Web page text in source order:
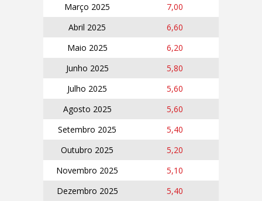
Março 2025
7,00
Abril 2025
6,60
Maio 2025
6,20
Junho 2025
5,80
Julho 2025
5,60
Agosto 2025
5,60
Setembro 2025
5,40
Outubro 2025
5,20
Novembro 2025
5,10
Dezembro 2025
5,40